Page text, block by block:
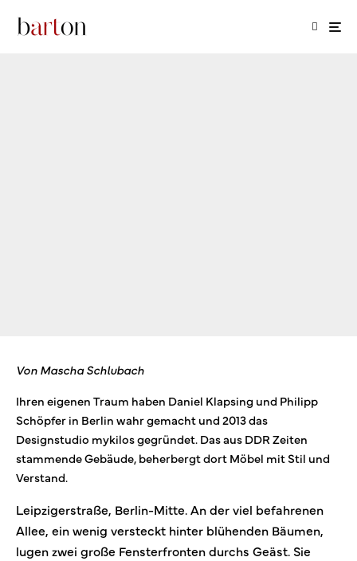
Von Mascha Schlubach
Ihren eigenen Traum haben Daniel Klapsing und Philipp
Schöpfer in Berlin wahr gemacht und 2013 das
Designstudio mykilos gegründet. Das aus DDR Zeiten
stammende Gebäude, beherbergt dort Möbel mit Stil und
Verstand.
Leipzigerstraße, Berlin-Mitte. An der viel befahrenen
Allee, ein wenig versteckt hinter blühenden Bäumen,
lugen zwei große Fensterfronten durchs Geäst. Sie